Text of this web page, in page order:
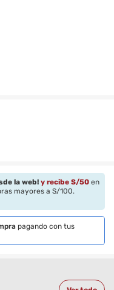
la web! y recibe S/50 en
mayores a S/100.
pagando con tus